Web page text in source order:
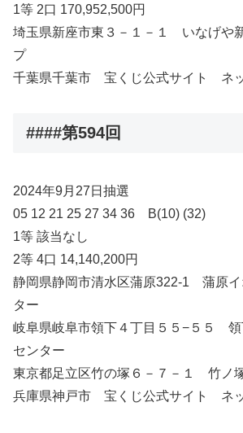
1等 2口 170,952,500円
埼玉県新座市東３－１－１ いなげや
プ
千葉県千葉市 宝くじ公式サイト ネ
####第594回
2024年9月27日抽選
05 12 21 25 27 34 36 B(10) (32)
1等 該当なし
2等 4口 14,140,200円
静岡県静岡市清水区蒲原322-1 蒲原イ
ター
岐阜県岐阜市領下４丁目５５−５５ 領
センター
東京都足立区竹の塚６－７－１ 竹ノ
兵庫県神戸市 宝くじ公式サイト ネ